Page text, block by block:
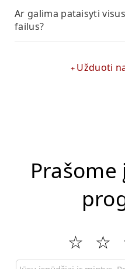
Ar galima pataisyti
failus?
Užduoti